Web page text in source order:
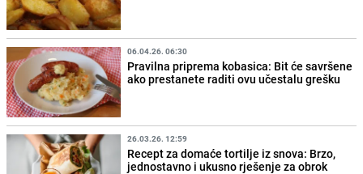
06.04.26. 06:30
Pravilna priprema kobasica: Bit će savršene
ako prestanete raditi ovu učestalu grešku
26.03.26. 12:59
Recept za domaće tortilje iz snova: Brzo,
jednostavno i ukusno rješenje za obrok